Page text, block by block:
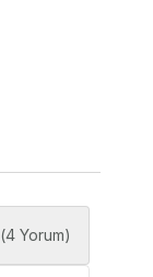
(4 Yorum)